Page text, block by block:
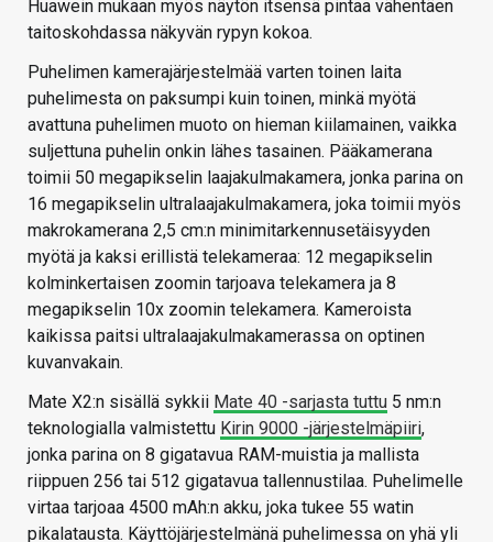
Huawein mukaan myös näytön itsensä pintaa vähentäen
taitoskohdassa näkyvän rypyn kokoa.
Puhelimen kamerajärjestelmää varten toinen laita
puhelimesta on paksumpi kuin toinen, minkä myötä
avattuna puhelimen muoto on hieman kiilamainen, vaikka
suljettuna puhelin onkin lähes tasainen. Pääkamerana
toimii 50 megapikselin laajakulmakamera, jonka parina on
16 megapikselin ultralaajakulmakamera, joka toimii myös
makrokamerana 2,5 cm:n minimitarkennusetäisyyden
myötä ja kaksi erillistä telekameraa: 12 megapikselin
kolminkertaisen zoomin tarjoava telekamera ja 8
megapikselin 10x zoomin telekamera. Kameroista
kaikissa paitsi ultralaajakulmakamerassa on optinen
kuvanvakain.
Mate X2:n sisällä sykkii Mate 40 -sarjasta tuttu 5 nm:n
teknologialla valmistettu Kirin 9000 -järjestelmäpiiri,
jonka parina on 8 gigatavua RAM-muistia ja mallista
riippuen 256 tai 512 gigatavua tallennustilaa. Puhelimelle
virtaa tarjoaa 4500 mAh:n akku, joka tukee 55 watin
pikalatausta. Käyttöjärjestelmänä puhelimessa on yhä yli